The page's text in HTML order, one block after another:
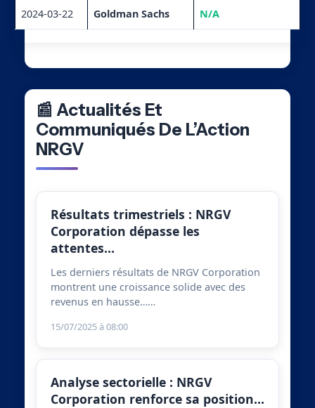
2024-03-22 Goldman Sachs N/A
📰 Actualités Et
Communiqués De L’Action
NRGV
Résultats trimestriels : NRGV
Corporation dépasse les
attentes…
Les derniers résultats de NRGV Corporation
montrent une croissance solide avec des
revenus en hausse……
15/07/2025 à 08:00
Analyse sectorielle : NRGV
Corporation renforce sa position…